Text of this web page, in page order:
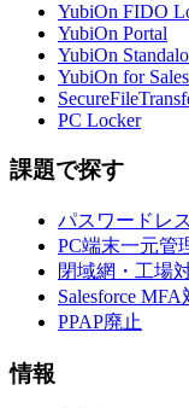
YubiOn FIDO
YubiOn Portal
YubiOn
YubiOn for
PC Locker
課題で探す
パスワードレ
PC端末一元管
閉域網・工場
Salesforce MFA
PPAP廃止
情報